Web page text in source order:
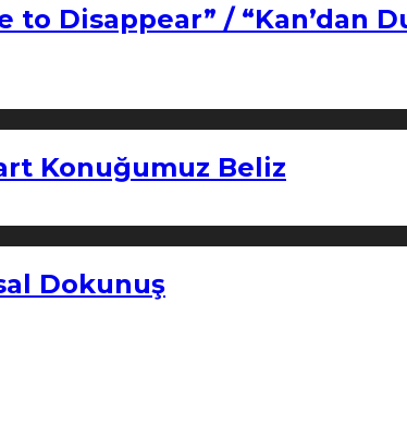
Disappear” / “Kan’dan
Konuğumuz Beliz
Dokunuş